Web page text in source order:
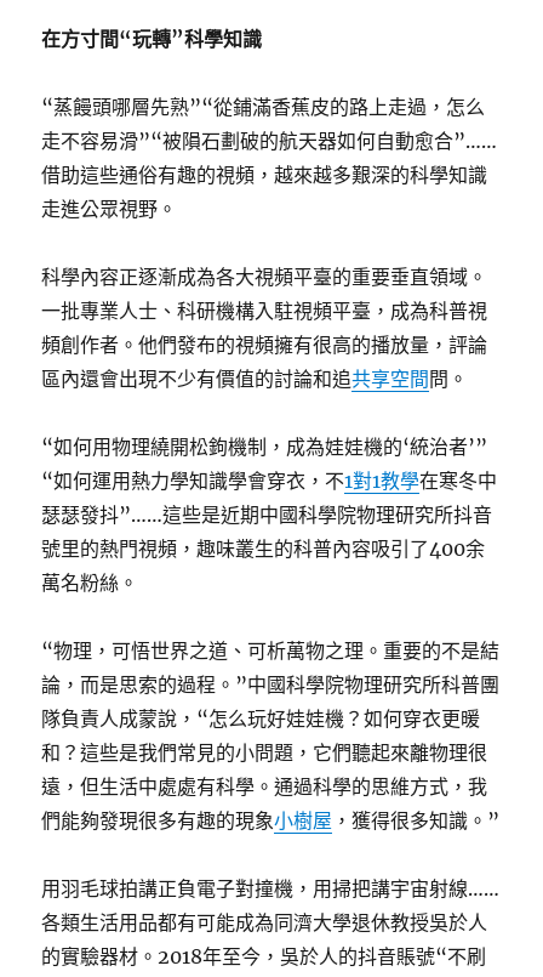
在方寸間“玩轉”科學知識
“蒸饅頭哪層先熟”“從鋪滿香蕉皮的路上走過，怎么
走不容易滑”“被隕石劃破的航天器如何自動愈合”……
借助這些通俗有趣的視頻，越來越多艱深的科學知識
走進公眾視野。
科學內容正逐漸成為各大視頻平臺的重要垂直領域。
一批專業人士、科研機構入駐視頻平臺，成為科普視
頻創作者。他們發布的視頻擁有很高的播放量，評論
區內還會出現不少有價值的討論和追共享空間 問。
“如何用物理繞開松鉤機制，成為娃娃機的‘統治者’”
“如何運用熱力學知識學會穿衣，不1對1教學在寒冬中
瑟瑟發抖”……這些是近期中國科學院物理研究所抖音
號里的熱門視頻，趣味叢生的科普內容吸引了400余
萬名粉絲。
“物理，可悟世界之道、可析萬物之理。重要的不是結
論，而是思索的過程。”中國科學院物理研究所科普團
隊負責人成蒙說，“怎么玩好娃娃機？如何穿衣更暖
和？這些是我們常見的小問題，它們聽起來離物理很
遠，但生活中處處有科學。通過科學的思維方式，我
們能夠發現很多有趣的現象小樹屋 ，獲得很多知識。”
用羽毛球拍講正負電子對撞機，用掃把講宇宙射線……
各類生活用品都有可能成為同濟大學退休教授吳於人
的實驗器材。2018年至今，吳於人的抖音賬號“不刷